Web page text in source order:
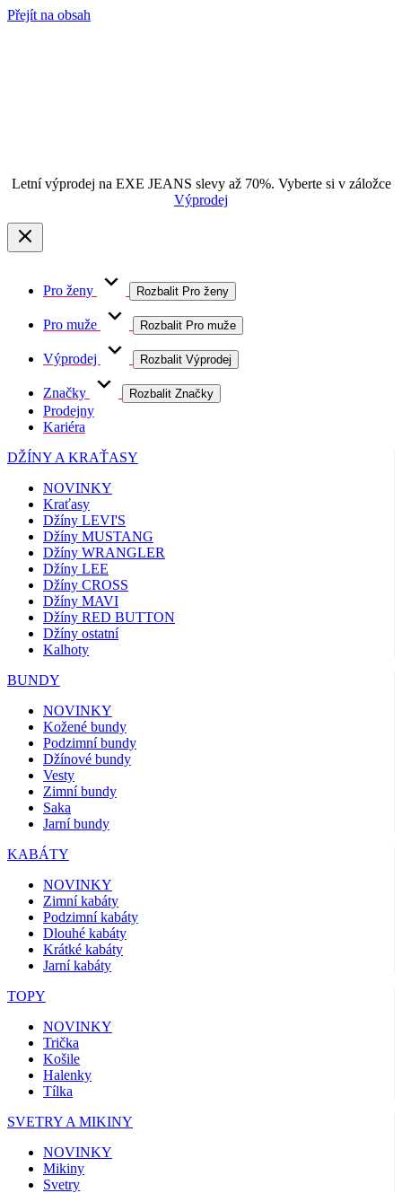
Přejít na obsah
Letní výprodej na EXE JEANS slevy až 70%. Vyberte si v záložce
Výprodej
Pro ženy Rozbalit Pro ženy
Pro muže Rozbalit Pro muže
Výprodej Rozbalit Výprodej
Značky Rozbalit Značky
Prodejny
Kariéra
DŽÍNY A KRAŤASY
NOVINKY
Kraťasy
Džíny LEVI'S
Džíny MUSTANG
Džíny WRANGLER
Džíny LEE
Džíny CROSS
Džíny MAVI
Džíny RED BUTTON
Džíny ostatní
Kalhoty
BUNDY
NOVINKY
Kožené bundy
Podzimní bundy
Džínové bundy
Vesty
Zimní bundy
Saka
Jarní bundy
KABÁTY
NOVINKY
Zimní kabáty
Podzimní kabáty
Dlouhé kabáty
Krátké kabáty
Jarní kabáty
TOPY
NOVINKY
Trička
Košile
Halenky
Tílka
SVETRY A MIKINY
NOVINKY
Mikiny
Svetry